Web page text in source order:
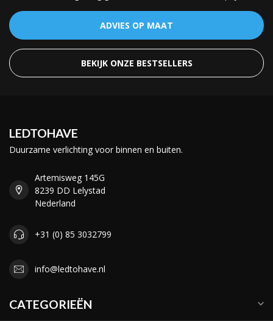
ADVIES OP MAAT
BEKIJK ONZE BESTSELLERS
LEDTOHAVE
Duurzame verlichting voor binnen en buiten.
Artemisweg 145G
8239 DD Lelystad
Nederland
+31 (0) 85 3032799
info@ledtohave.nl
CATEGORIEËN